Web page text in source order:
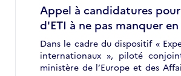
Appel à candidatures
d'ETI à ne pas manquer
Dans le cadre du dispositif «
internationaux », piloté
ministère de l’Europe et des